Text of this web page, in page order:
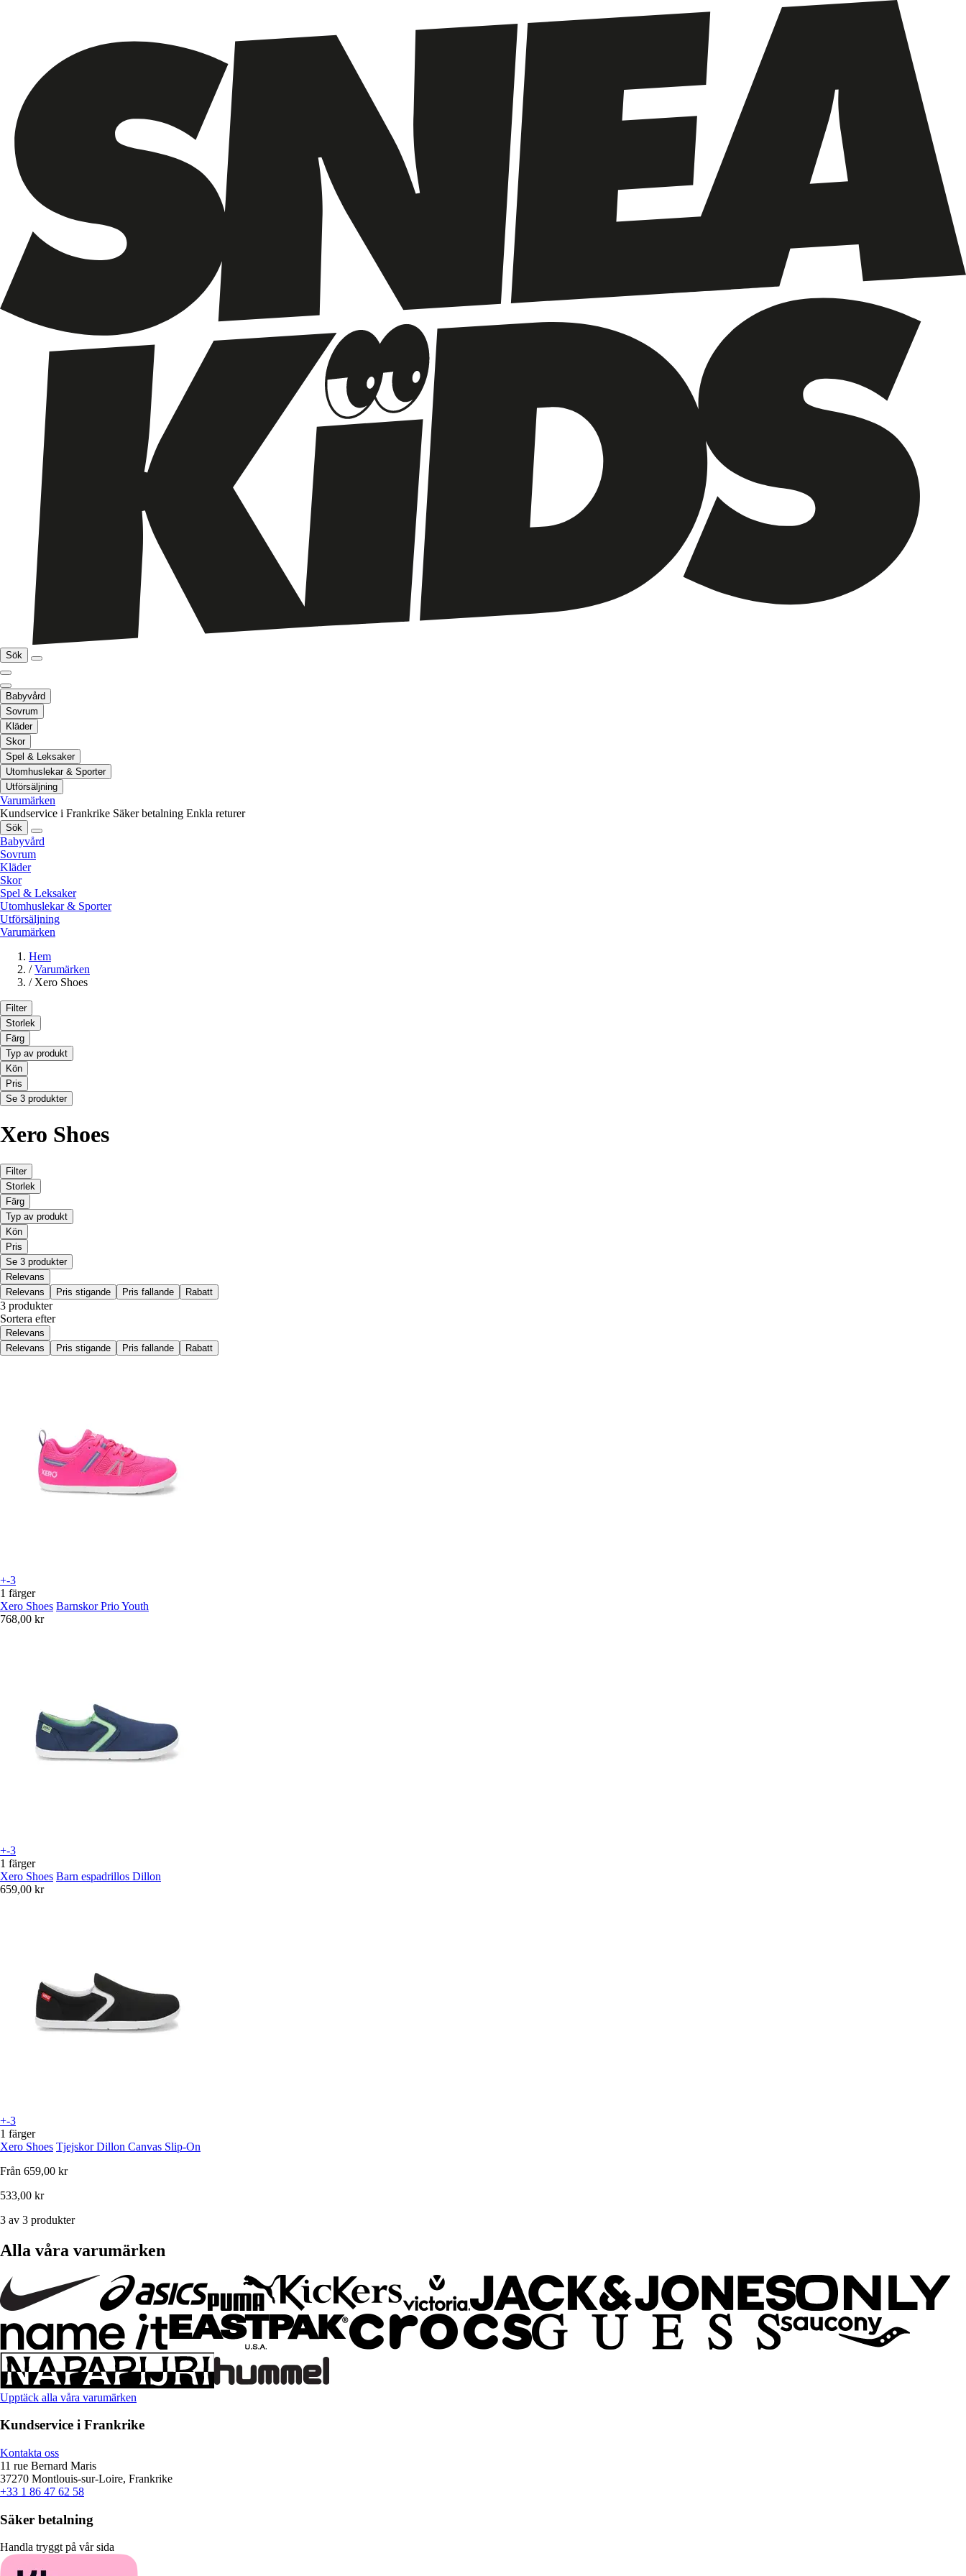
Sök
Babyvård
Sovrum
Kläder
Skor
Spel & Leksaker
Utomhuslekar & Sporter
Utförsäljning
Varumärken
Kundservice i Frankrike Säker betalning Enkla returer
Sök
Babyvård
Sovrum
Kläder
Skor
Spel & Leksaker
Utomhuslekar & Sporter
Utförsäljning
Varumärken
Hem
/ Varumärken
/ Xero Shoes
Filter
Storlek
Färg
Typ av produkt
Kön
Pris
Se 3 produkter
Xero Shoes
Filter
Storlek
Färg
Typ av produkt
Kön
Pris
Se 3 produkter
Relevans
Relevans
Pris stigande Pris fallande Rabatt
3 produkter
Sortera efter
Relevans
Relevans
Pris stigande Pris fallande Rabatt
+-3
1 färger
Xero Shoes Barnskor Prio Youth
768,00 kr
+-3
1 färger
Xero Shoes Barn espadrillos Dillon
659,00 kr
+-3
1 färger
Xero Shoes Tjejskor Dillon Canvas Slip-On
Från 659,00 kr
533,00 kr
3 av 3 produkter
Alla våra varumärken
Upptäck alla våra varumärken
Kundservice i Frankrike
Kontakta oss
11 rue Bernard Maris
37270 Montlouis-sur-Loire, Frankrike
+33 1 86 47 62 58
Säker betalning
Handla tryggt på vår sida